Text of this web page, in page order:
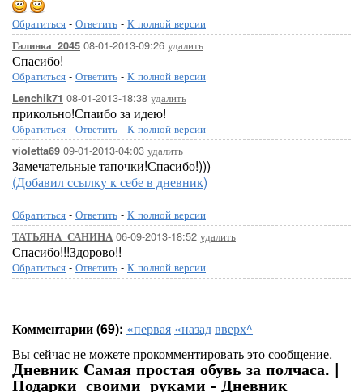
Обратиться - Ответить - К полной версии
Галинка_2045 08-01-2013-09:26 удалить
Спасибо!
Обратиться - Ответить - К полной версии
Lenchik71 08-01-2013-18:38 удалить
прикольно!Спаибо за идею!
Обратиться - Ответить - К полной версии
violetta69 09-01-2013-04:03 удалить
Замечательные тапочки!Спасибо!)))
(Добавил ссылку к себе в дневник)
Обратиться - Ответить - К полной версии
ТАТЬЯНА_САНИНА 06-09-2013-18:52 удалить
Спасибо!!!Здорово!!
Обратиться - Ответить - К полной версии
Комментарии (69): «первая «назадвверх^
Вы сейчас не можете прокомментировать это сообщение.
Дневник Самая простая обувь за полчаса. |
Подарки_своими_руками - Дневник